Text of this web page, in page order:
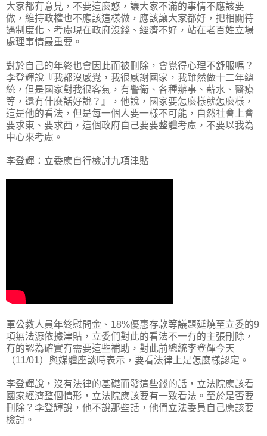
大家都有意見，不要這麼憨，讓大家不滿的事情不應該要
做，維持政權也不應該這樣做，應該讓大家都好，把相關待
遇制度化、考慮現在政府沒錢、經濟不好，站在老百姓立場
處理事情最重要。
對於自己的年終也會因此而被刪除，會覺得心理不舒服嗎？
李登輝說『我都沒感覺，我很感謝國家，我雖然做十二年總
統，但是國家對我很客氣，有警衛、各種辦事、薪水、醫療
等，還有什麼話好說？』，他說，國家要怎麼樣就怎麼樣，
這是他的看法，但是每一個人要一樣不可能，自然社會上會
要求東、要求西，這個政府自己要要整體考慮，不要以我為
中心來考慮。
李登輝：立委應自行檢討九項津貼
軍公教人員年終慰問金、18%優惠存款等議題延燒至立委的9
項無法源依據津貼，立委們對此的看法不一有的主張刪除，
有的認為確實有需要這些補助，對此前總統李登輝今天
（11/01）與媒體座談時表示，要看法律上是怎麼樣認定。
李登輝說，沒有法律的基礎而發這些錢的話，立法院應該看
國家經濟整個情形，立法院應該要有一致看法。至於是否要
刪除？李登輝說，他不說那些話，他們立法委員自己應該要
檢討。